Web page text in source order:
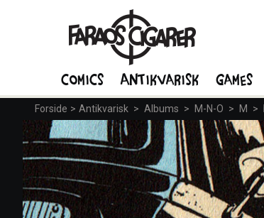
Forside > Antikvarisk > Albums > M-N-O > M >
Comics Antikvarisk Games